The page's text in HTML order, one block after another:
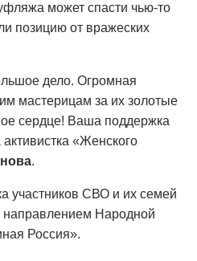
может спасти чью-то
позицию от вражеских
дело. Огромная
мастерицам за их золотые
сердце! Ваша поддержка
«Женского
.
участников СВО и их семей
направлением Народной
Россия».